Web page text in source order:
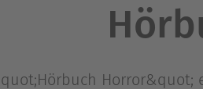
Horror&quot;